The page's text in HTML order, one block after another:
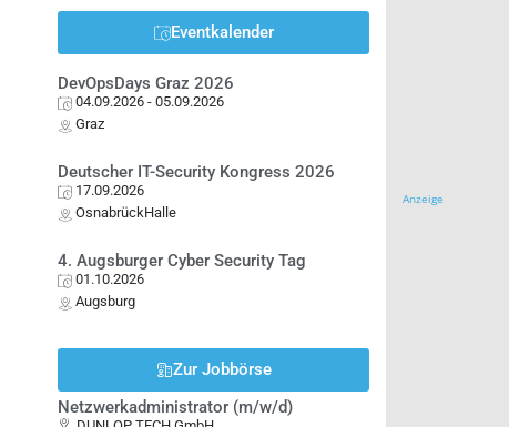
Eventkalender
DevOpsDays Graz 2026
04.09.2026 - 05.09.2026
Graz
Deutscher IT-Security Kongress 2026
17.09.2026
OsnabrückHalle
4. Augsburger Cyber Security Tag
01.10.2026
Augsburg
Zur Jobbörse
Netzwerkadministrator (m/w/d)
Anzeige